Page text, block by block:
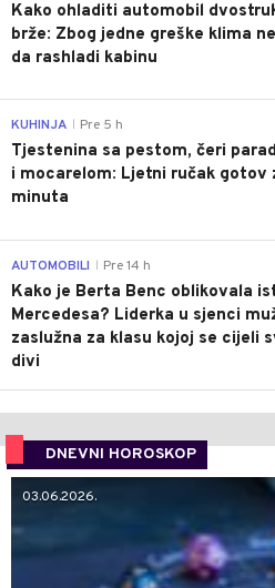
Kako ohladiti automobil
brže: Zbog jedne greške klima
da rashladi kabinu
KUHINJA Pre 5 h
Tjestenina sa pestom, čeri
i mocarelom: Ljetni ručak gotov
minuta
AUTOMOBILI Pre 14 h
Kako je Berta Benc oblikovala
Mercedesa? Liderka u sjenci
zaslužna za klasu kojoj se cijeli
divi
DNEVNI HOROSKOP
03.06.2026.